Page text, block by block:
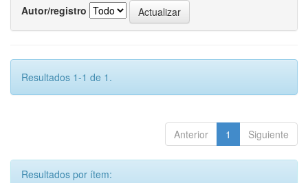
Autor/registro
Resultados 1-1 de 1.
Anterior 1 Siguiente
Resultados por ítem: